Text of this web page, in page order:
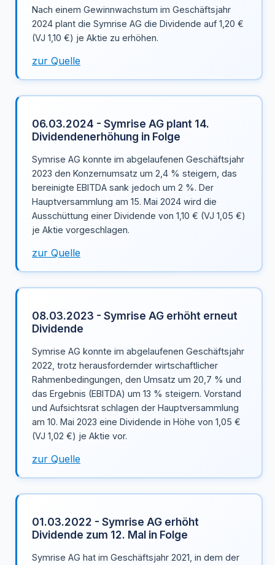
Nach einem Gewinnwachstum im Geschäftsjahr
2024 plant die Symrise AG die Dividende auf 1,20 €
(VJ 1,10 €) je Aktie zu erhöhen.
zur Quelle
06.03.2024 - Symrise AG plant 14.
Dividendenerhöhung in Folge
Symrise AG konnte im abgelaufenen Geschäftsjahr
2023 den Konzernumsatz um 2,4 % steigern, das
bereinigte EBITDA sank jedoch um 2 %. Der
Hauptversammlung am 15. Mai 2024 wird die
Ausschüttung einer Dividende von 1,10 € (VJ 1,05 €)
je Aktie vorgeschlagen.
zur Quelle
08.03.2023 - Symrise AG erhöht erneut
Dividende
Symrise AG konnte im abgelaufenen Geschäftsjahr
2022, trotz herausfordernder wirtschaftlicher
Rahmenbedingungen, den Umsatz um 20,7 % und
das Ergebnis (EBITDA) um 13 % steigern. Vorstand
und Aufsichtsrat schlagen der Hauptversammlung
am 10. Mai 2023 eine Dividende in Höhe von 1,05 €
(VJ 1,02 €) je Aktie vor.
zur Quelle
01.03.2022 - Symrise AG erhöht
Dividende zum 12. Mal in Folge
Symrise AG hat im Geschäftsjahr 2021, in dem der